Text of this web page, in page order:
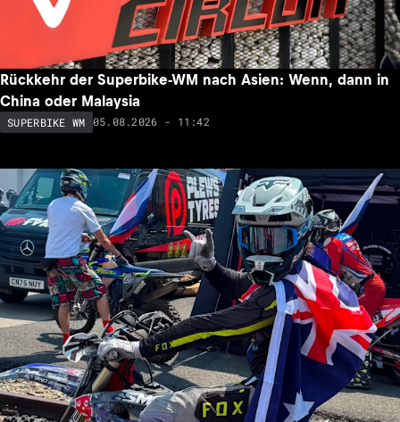
Rückkehr der Superbike-WM nach Asien: Wenn, dann in
China oder Malaysia
SUPERBIKE WM 05.08.2026 - 11:42